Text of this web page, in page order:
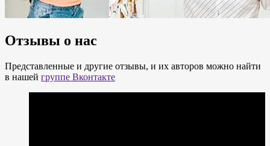
Отзывы о нас
Представленные и другие отзывы, и их авторов можно найти
в нашей группе Вконтакте